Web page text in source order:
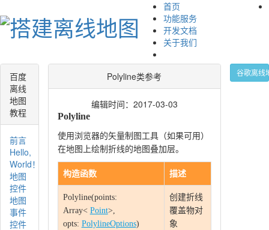
首页
功能服务
开发文档
关于我们
百度
离线
地图
教程
前言
Hello,
World！
地图
控件
地图
事件
控件
Polyline类参考
编辑时间：2017-03-03
Polyline
使用浏览器的矢量制图工具（如果可用）
在地图上绘制折线的地图叠加层。
构造函数 描述
Polyline(points:
Array< Point>,
opts: PolylineOptions)
创建折线
覆盖物对
象
谷歌离线